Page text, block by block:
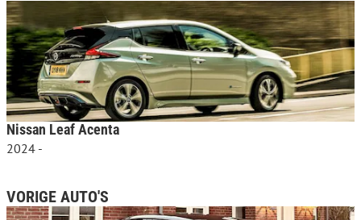
Nissan Leaf Acenta
2024 -
VORIGE AUTO'S